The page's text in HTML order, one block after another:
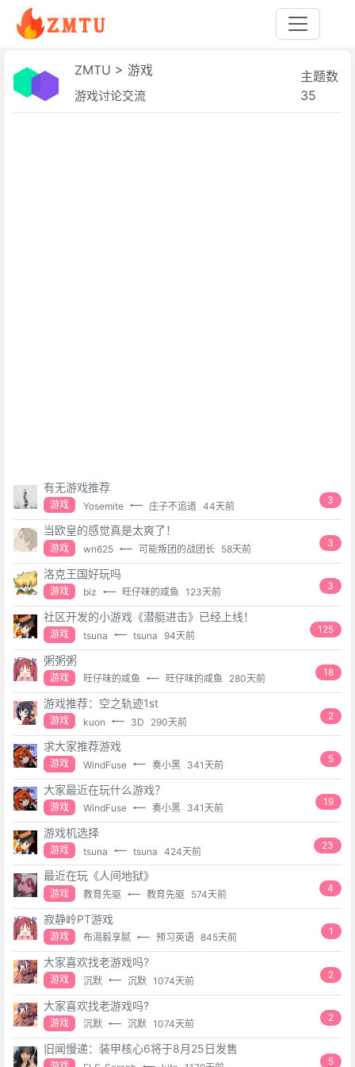
ZMTU > 游戏
游戏讨论交流
主题数
35
有无游戏推荐
游戏 Yosemite 庄子不追道 44天前
3
当欧皇的感觉真是太爽了！
游戏 wn625 可能叛团的战团长 58天前
3
洛克王国好玩吗
游戏 biz 旺仔味的咸鱼 123天前
3
社区开发的小游戏《潜艇进击》已经上线！
游戏 tsuna tsuna 94天前
125
粥粥粥
游戏 旺仔味的咸鱼 旺仔味的咸鱼 280天前
18
游戏推荐：空之轨迹1st
游戏 kuon 3D 290天前
2
求大家推荐游戏
游戏 WindFuse 奏小黑 341天前
5
大家最近在玩什么游戏？
游戏 WindFuse 奏小黑 341天前
19
游戏机选择
游戏 tsuna tsuna 424天前
23
最近在玩《人间地狱》
游戏 教育先驱 教育先驱 574天前
4
寂静岭PT游戏
游戏 布渴毅享腻 预习英语 845天前
1
大家喜欢找老游戏吗?
游戏 沉默 沉默 1074天前
2
大家喜欢找老游戏吗?
游戏 沉默 沉默 1074天前
2
旧闻慢递：装甲核心6将于8月25日发售
5